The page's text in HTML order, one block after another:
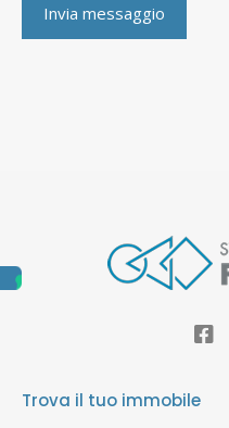
Trova il tuo immobile